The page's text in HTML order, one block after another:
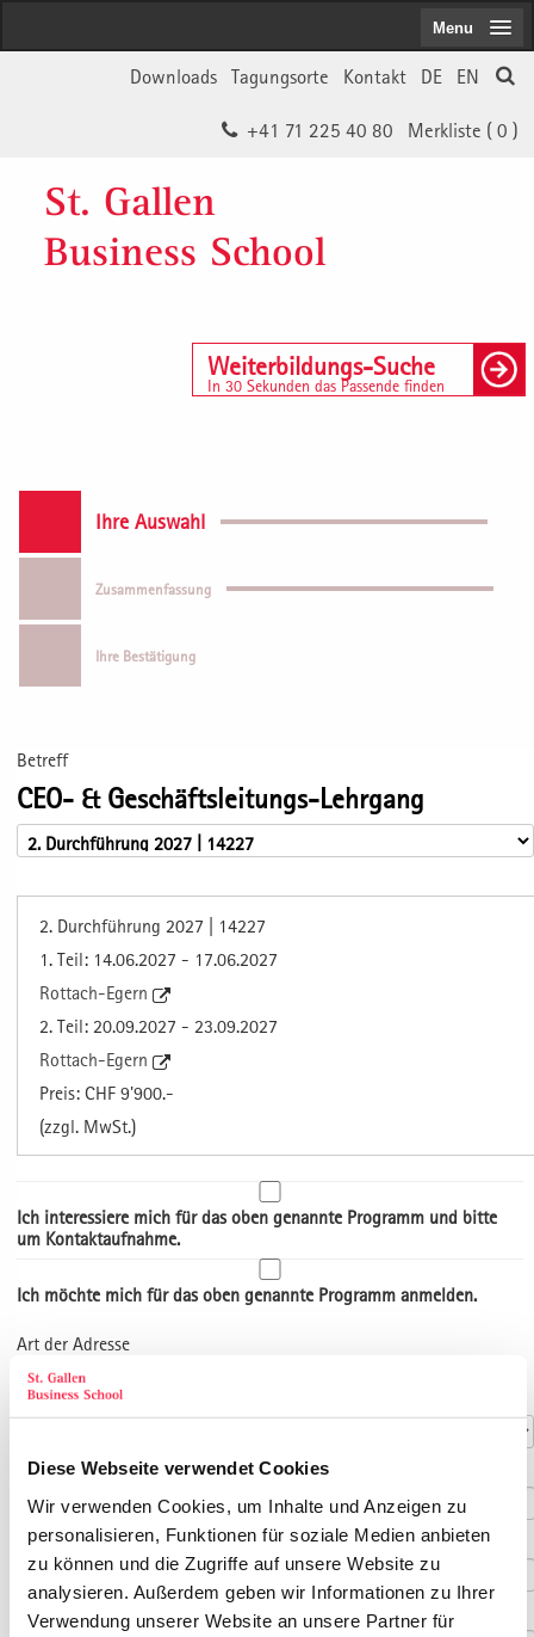
Diese Webseite verwendet Cookies
Wir verwenden Cookies, um Inhalte und Anzeigen zu
personalisieren, Funktionen für soziale Medien anbieten
zu können und die Zugriffe auf unsere Website zu
analysieren. Außerdem geben wir Informationen zu Ihrer
Verwendung unserer Website an unsere Partner für
EN
DE
Kontakt
Tagungsorte
Downloads
Merkliste ( 0 )
+41 71 225 40 80
St. Gallen
Business School
Weiterbildungs-Suche
In 30 Sekunden das Passende finden
Menu
Ihre Auswahl
Zusammenfassung
Ihre Bestätigung
Betreff
CEO- & Geschäftsleitungs-Lehrgang
2. Durchführung 2027 | 14227
1. Teil: 14.06.2027 - 17.06.2027
Rottach-Egern
2. Teil: 20.09.2027 - 23.09.2027
Rottach-Egern
Preis: CHF 9'900.-
(zzgl. MwSt.)
Ich interessiere mich für das oben genannte Programm und bitte
um Kontaktaufnahme.
Ich möchte mich für das oben genannte Programm anmelden.
Art der Adresse
Kontaktdaten
Anrede*
Titel
Vorname*
Nachname*